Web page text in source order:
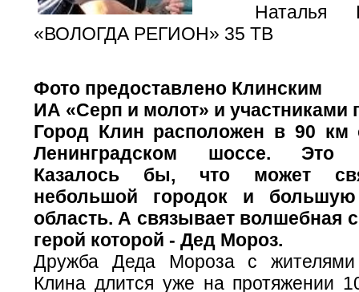
Наталья
«ВОЛОГДА РЕГИОН» 35 ТВ
Фото предоставлено Клинским
ИА «Серп и молот» и участниками
Город Клин расположен в 90
Ленинградском шоссе. Это
Казалось бы, что может
небольшой городок и
область. А связывает волшебная
герой которой - Дед Мороз.
Дружба Деда Мороза с жителями
Клина длится уже на протяжении